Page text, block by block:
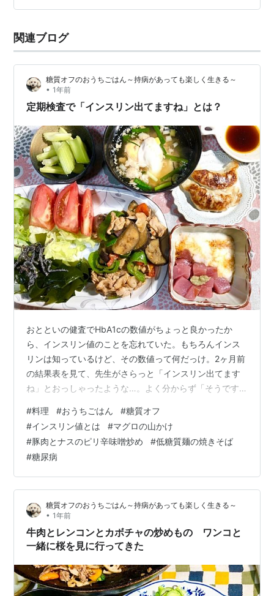
素・塩・コショウ・パセリ・粒マスタード 牛肩肉を分け
関連ブログ
糖質オフのおうちごはん～持病があっても楽しく生きる～
• 1年前
定期検査で「インスリン出てますね」とは？
おとといの健査でHbA1cの数値がちょっと良かったか
ら、インスリン値のことを忘れていた。もちろんインス
リンは知っているけど、その数値って何だっけ。2ヶ月前
の結果表を見て、先生がさらっと「インスリン出てます
ね」とおっしゃったような…。よく分からず「そうです
表を見ると、確かに数値があった。アレ？今まで検査し
ていなかった項目だ。 しかも基準内。それってどういう
こと？ もくじ 夕食 マグロの山かけ 豚肉とナスのピリ辛
味噌炒め 昼食 低糖質焼きそば ひとこと インスリン値 夕
食 マグロの山かけ 〇マグロ（キハダマグロ）・山芋・醤
油・ワサビ マグロを角切り…
#料理 #おうちごはん #糖質オフ
#インスリン値とは #マグロの山かけ
#豚肉とナスのピリ辛味噌炒め #低糖質麺の焼きそば
#糖尿病
糖質オフのおうちごはん～持病があっても楽しく生きる～
• 1年前
牛肉とレンコンとカボチャの炒めもの ワンコと
一緒に桜を見に行ってきた